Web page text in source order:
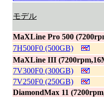
モデル
MaXLine Pro 500
7H500F0 (500GB)
MaXLine III
7V300F0 (300GB)
7V250F0 (250GB)
DiamondMax 11